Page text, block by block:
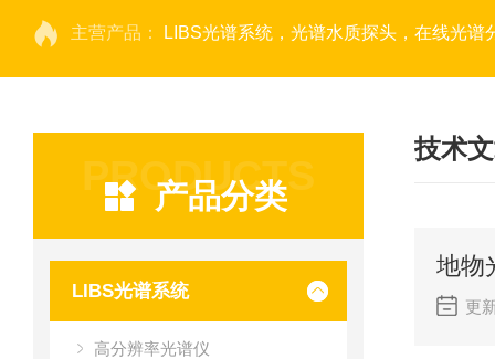
主营产品： LIBS光谱系统，光谱水质探头，在线光谱分析，高光谱相机，量子效
PRODUCTS
产品分类
LIBS光谱系统
高分辨率光谱仪
技术
地物
更